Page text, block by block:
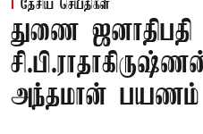
தேசிய செய்திகள்
துணை ஜனாதிபதி
அந்தமான் பயணம்